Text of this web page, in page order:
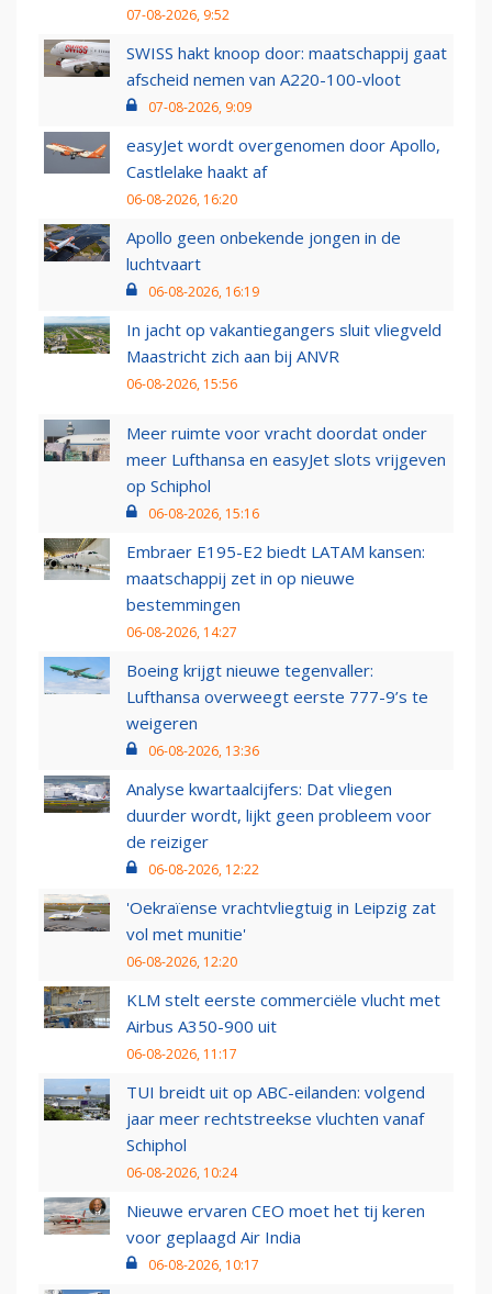
07-08-2026, 9:52
SWISS hakt knoop door: maatschappij gaat
afscheid nemen van A220-100-vloot
07-08-2026, 9:09
easyJet wordt overgenomen door Apollo,
Castlelake haakt af
06-08-2026, 16:20
Apollo geen onbekende jongen in de
luchtvaart
06-08-2026, 16:19
In jacht op vakantiegangers sluit vliegveld
Maastricht zich aan bij ANVR
06-08-2026, 15:56
Meer ruimte voor vracht doordat onder
meer Lufthansa en easyJet slots vrijgeven
op Schiphol
06-08-2026, 15:16
Embraer E195-E2 biedt LATAM kansen:
maatschappij zet in op nieuwe
bestemmingen
06-08-2026, 14:27
Boeing krijgt nieuwe tegenvaller:
Lufthansa overweegt eerste 777-9’s te
weigeren
06-08-2026, 13:36
Analyse kwartaalcijfers: Dat vliegen
duurder wordt, lijkt geen probleem voor
de reiziger
06-08-2026, 12:22
'Oekraïense vrachtvliegtuig in Leipzig zat
vol met munitie'
06-08-2026, 12:20
KLM stelt eerste commerciële vlucht met
Airbus A350-900 uit
06-08-2026, 11:17
TUI breidt uit op ABC-eilanden: volgend
jaar meer rechtstreekse vluchten vanaf
Schiphol
06-08-2026, 10:24
Nieuwe ervaren CEO moet het tij keren
voor geplaagd Air India
06-08-2026, 10:17